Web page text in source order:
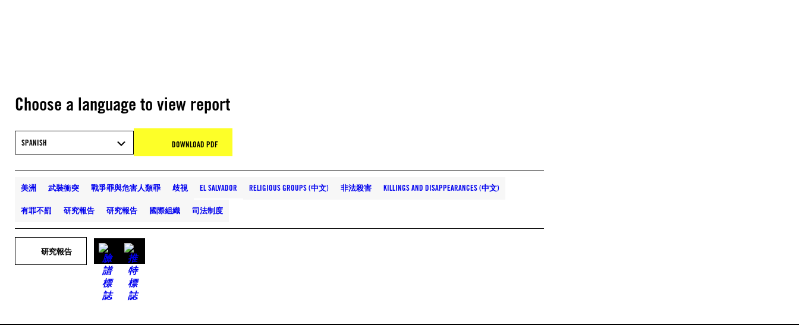
Choose a language to view report
SPANISH DOWNLOAD PDF
美洲 武裝衝突 戰爭罪與危害人類罪 歧視 EL SALVADOR RELIGIOUS GROUPS (中文) 非法殺害 KILLINGS AND DISAPPEARANCES (中文)
有罪不罰 研究報告 研究報告 國際組織 司法制度
研究報告